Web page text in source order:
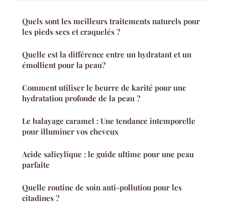
Quels sont les meilleurs traitements naturels pour
les pieds secs et craquelés ?
Quelle est la différence entre un hydratant et un
émollient pour la peau?
Comment utiliser le beurre de karité pour une
hydratation profonde de la peau ?
Le balayage caramel : Une tendance intemporelle
pour illuminer vos cheveux
Acide salicylique : le guide ultime pour une peau
parfaite
Quelle routine de soin anti-pollution pour les
citadines ?